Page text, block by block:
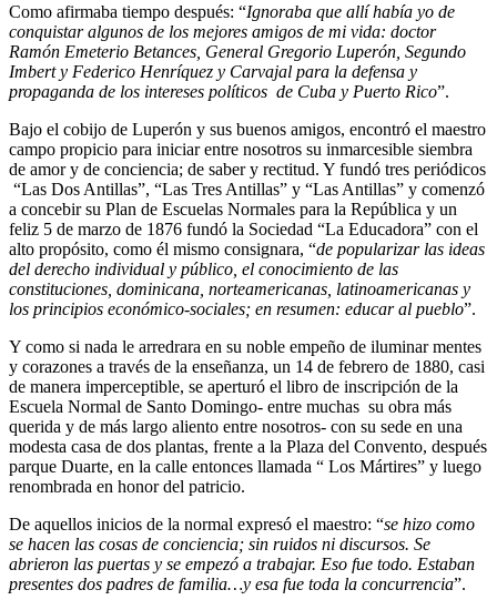
Como afirmaba tiempo después: “Ignoraba que allí había yo de
conquistar algunos de los mejores amigos de mi vida: doctor
Ramón Emeterio Betances, General Gregorio Luperón, Segundo
Imbert y Federico Henríquez y Carvajal para la defensa y
propaganda de los intereses políticos de Cuba y Puerto Rico”.
Bajo el cobijo de Luperón y sus buenos amigos, encontró el maestro
campo propicio para iniciar entre nosotros su inmarcesible siembra
de amor y de conciencia; de saber y rectitud. Y fundó tres periódicos
“Las Dos Antillas”, “Las Tres Antillas” y “Las Antillas” y comenzó
a concebir su Plan de Escuelas Normales para la República y un
feliz 5 de marzo de 1876 fundó la Sociedad “La Educadora” con el
alto propósito, como él mismo consignara, “de popularizar las ideas
del derecho individual y público, el conocimiento de las
constituciones, dominicana, norteamericanas, latinoamericanas y
los principios económico-sociales; en resumen: educar al pueblo”.
Y como si nada le arredrara en su noble empeño de iluminar mentes
y corazones a través de la enseñanza, un 14 de febrero de 1880, casi
de manera imperceptible, se aperturó el libro de inscripción de la
Escuela Normal de Santo Domingo- entre muchas su obra más
querida y de más largo aliento entre nosotros- con su sede en una
modesta casa de dos plantas, frente a la Plaza del Convento, después
parque Duarte, en la calle entonces llamada “ Los Mártires” y luego
renombrada en honor del patricio.
De aquellos inicios de la normal expresó el maestro: “se hizo como
se hacen las cosas de conciencia; sin ruidos ni discursos. Se
abrieron las puertas y se empezó a trabajar. Eso fue todo. Estaban
presentes dos padres de familia…y esa fue toda la concurrencia”.